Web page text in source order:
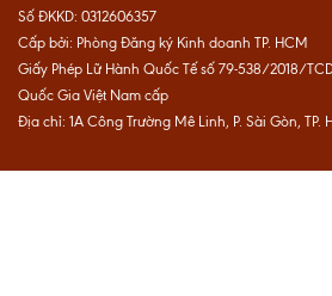
Số ĐKKD: 0312606357
Cấp bởi: Phòng Đăng ký Kinh doanh TP. HCM
Giấy Phép Lữ Hành Quốc Tế số 79-538/2018/
Quốc Gia Việt Nam cấp
Địa chỉ: 1A Công Trường Mê Linh, P. Sài Gòn, TP.